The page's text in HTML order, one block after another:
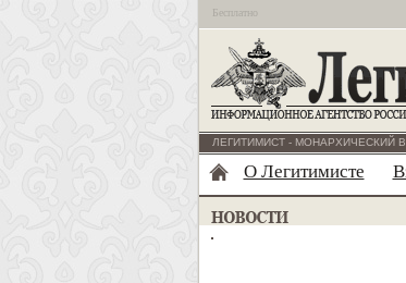
Бесплатно
ЛЕГИТИМИСТ - МОНАРХИЧЕСКИЙ
О Легитимисте